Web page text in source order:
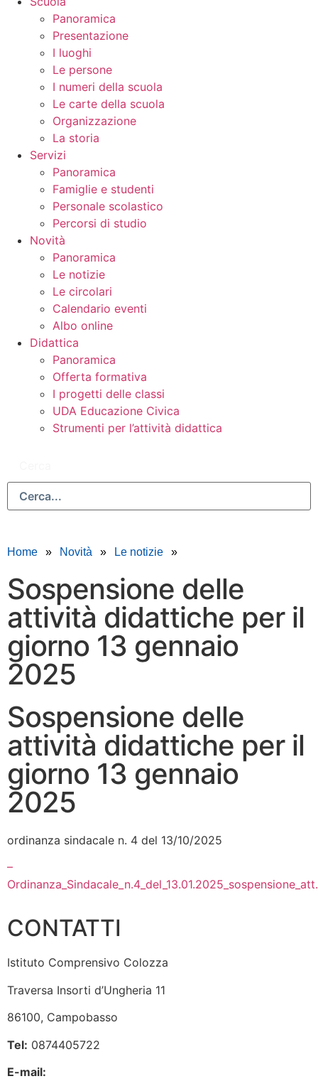
Panoramica
Presentazione
I luoghi
Le persone
I numeri della scuola
Le carte della scuola
Organizzazione
La storia
Servizi
Panoramica
Famiglie e studenti
Personale scolastico
Percorsi di studio
Novità
Panoramica
Le notizie
Le circolari
Calendario eventi
Albo online
Didattica
Panoramica
Offerta formativa
I progetti delle classi
UDA Educazione Civica
Strumenti per l’attività didattica
Home Novità Le notizie
Sospensione delle
attività didattiche per il
giorno 13 gennaio
2025
Sospensione delle
attività didattiche per il
giorno 13 gennaio
2025
ordinanza sindacale n. 4 del 13/10/2025
–
CONTATTI
Istituto Comprensivo Colozza
Traversa Insorti d’Ungheria 11
86100, Campobasso
Tel: 0874405722
E-mail: